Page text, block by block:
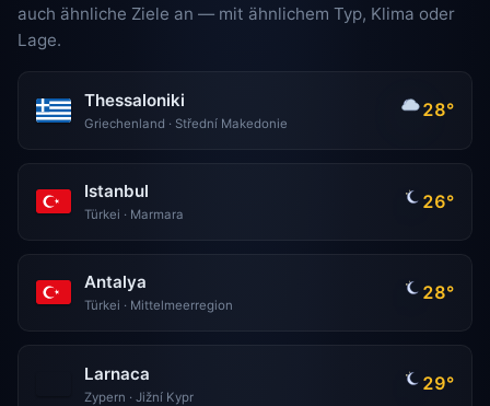
auch ähnliche Ziele an — mit ähnlichem Typ, Klima oder
Lage.
Thessaloniki
Griechenland · Střední Makedonie
28°
Istanbul
Türkei · Marmara
26°
Antalya
Türkei · Mittelmeerregion
28°
Larnaca
Zypern · Jižní Kypr
29°